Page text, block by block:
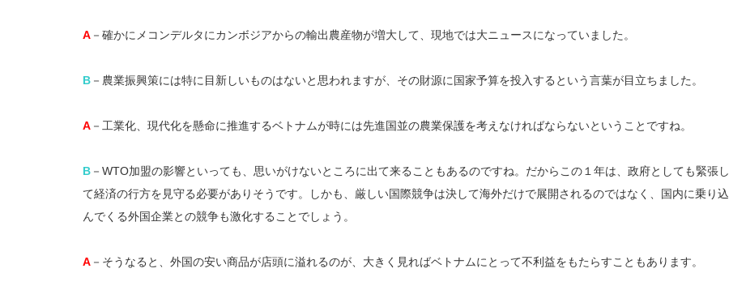
A －確かにメコンデルタにカンボジアからの輸出農産物が増大して、現地では大ニュースになっていました。
B －農業振興策には特に目新しいものはないと思われますが、その財源に国家予算を投入するという言葉が目立ちました。
A －工業化、現代化を懸命に推進するベトナムが時には先進国並の農業保護を考えなければならないということですね。
B －WTO加盟の影響といっても、思いがけないところに出て来ることもあるのですね。だからこの１年は、政府としても緊張し
て経済の行方を見守る必要がありそうです。しかも、厳しい国際競争は決して海外だけで展開されるのではなく、国内に乗り込
んでくる外国企業との競争も激化することでしょう。
A －そうなると、外国の安い商品が店頭に溢れるのが、大きく見ればベトナムにとって不利益をもたらすこともあります。